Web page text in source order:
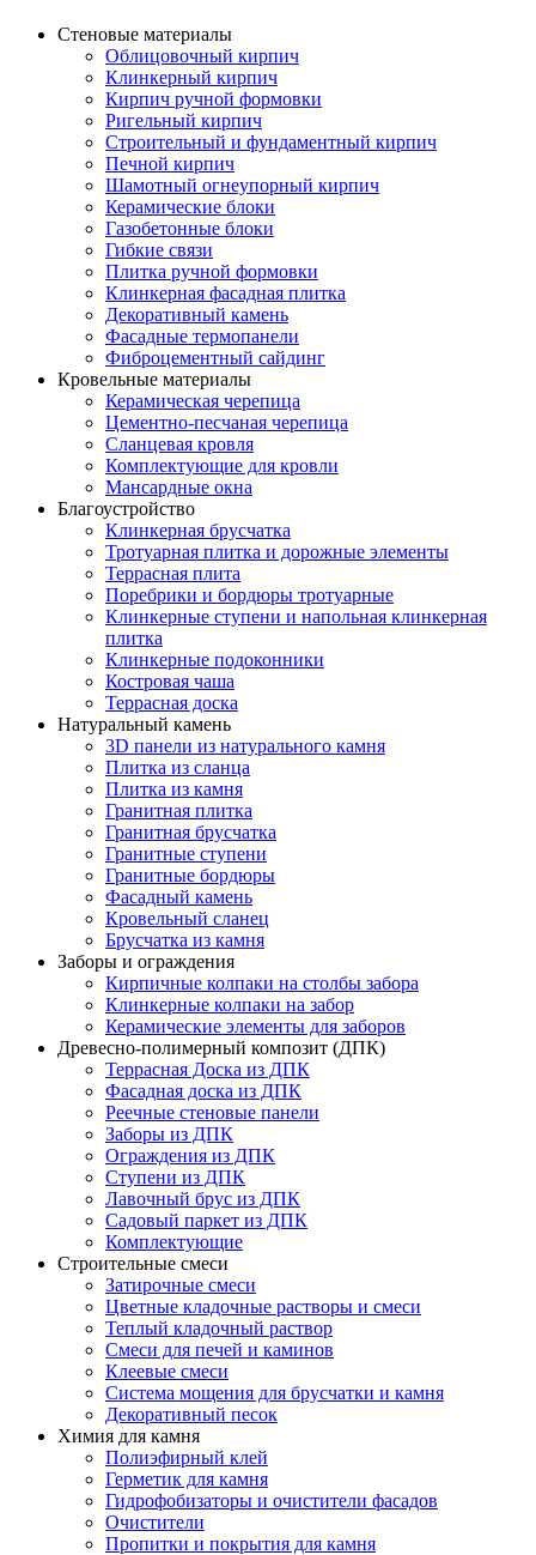
Стеновые материалы
Облицовочный кирпич
Клинкерный кирпич
Кирпич ручной формовки
Ригельный кирпич
Строительный и фундаментный кирпич
Печной кирпич
Шамотный огнеупорный кирпич
Керамические блоки
Газобетонные блоки
Гибкие связи
Плитка ручной формовки
Клинкерная фасадная плитка
Декоративный камень
Фасадные термопанели
Фиброцементный сайдинг
Кровельные материалы
Керамическая черепица
Цементно-песчаная черепица
Сланцевая кровля
Комплектующие для кровли
Мансардные окна
Благоустройство
Клинкерная брусчатка
Тротуарная плитка и дорожные элементы
Террасная плита
Поребрики и бордюры тротуарные
Клинкерные ступени и напольная клинкерная
плитка
Клинкерные подоконники
Костровая чаша
Террасная доска
Натуральный камень
3D панели из натурального камня
Плитка из сланца
Плитка из камня
Гранитная плитка
Гранитная брусчатка
Гранитные ступени
Гранитные бордюры
Фасадный камень
Кровельный сланец
Брусчатка из камня
Заборы и ограждения
Кирпичные колпаки на столбы забора
Клинкерные колпаки на забор
Керамические элементы для заборов
Древесно-полимерный композит (ДПК)
Террасная Доска из ДПК
Фасадная доска из ДПК
Реечные стеновые панели
Заборы из ДПК
Ограждения из ДПК
Ступени из ДПК
Лавочный брус из ДПК
Садовый паркет из ДПК
Комплектующие
Строительные смеси
Затирочные смеси
Цветные кладочные растворы и смеси
Теплый кладочный раствор
Смеси для печей и каминов
Клеевые смеси
Система мощения для брусчатки и камня
Декоративный песок
Химия для камня
Полиэфирный клей
Герметик для камня
Гидрофобизаторы и очистители фасадов
Очистители
Пропитки и покрытия для камня